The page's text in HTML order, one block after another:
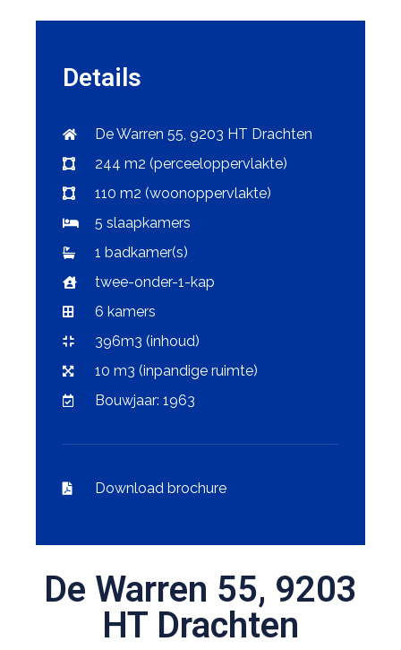
De Warren 55, 9203
HT Drachten
Details
De Warren 55, 9203 HT Drachten
244 m2 (perceeloppervlakte)
110 m2 (woonoppervlakte)
5 slaapkamers
1 badkamer(s)
twee-onder-1-kap
6 kamers
396m3 (inhoud)
10 m3 (inpandige ruimte)
Bouwjaar: 1963
Download brochure